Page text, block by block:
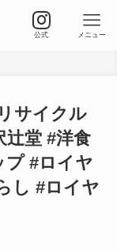
公式 メニュー
サイクル
辻堂 #洋食
プ #ロイヤ
し #ロイヤ